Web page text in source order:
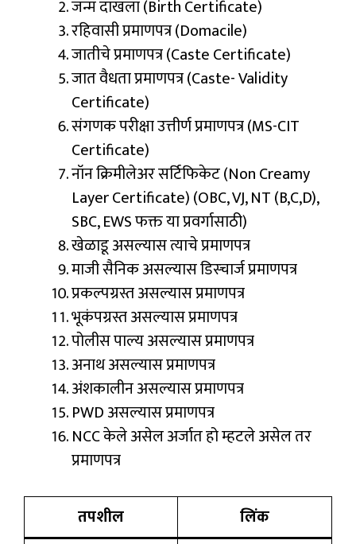
जन्म दाखला (Birth Certificate)
रहिवासी प्रमाणपत्र (Domacile)
जातीचे प्रमाणपत्र (Caste Certificate)
जात वैधता प्रमाणपत्र (Caste- Validity
Certificate)
संगणक परीक्षा उत्तीर्ण प्रमाणपत्र (MS-CIT
Certificate)
नॉन क्रिमीलेअर सर्टिफिकेट (Non Creamy
Layer Certificate) (OBC, VJ, NT (B,C,D),
SBC, EWS फक्त या प्रवर्गासाठी)
खेळाडू असल्यास त्याचे प्रमाणपत्र
माजी सैनिक असल्यास डिस्चार्ज प्रमाणपत्र
प्रकल्पग्रस्त असल्यास प्रमाणपत्र
भूकंपग्रस्त असल्यास प्रमाणपत्र
पोलीस पाल्य असल्यास प्रमाणपत्र
अनाथ असल्यास प्रमाणपत्र
अंशकालीन असल्यास प्रमाणपत्र
PWD असल्यास प्रमाणपत्र
NCC केले असेल अर्जात हो म्हटले असेल तर
प्रमाणपत्र
तपशील लिंक